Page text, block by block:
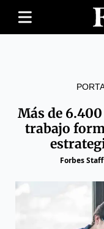
Más de
trabajo
Forbes Staff